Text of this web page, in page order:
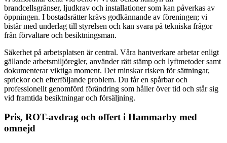
brandcellsgränser, ljudkrav och installationer som kan påverkas av
öppningen. I bostadsrätter krävs godkännande av föreningen; vi
bistår med underlag till styrelsen och kan svara på tekniska frågor
från förvaltare och besiktningsman.
Säkerhet på arbetsplatsen är central. Våra hantverkare arbetar enligt
gällande arbetsmiljöregler, använder rätt stämp och lyftmetoder samt
dokumenterar viktiga moment. Det minskar risken för sättningar,
sprickor och efterföljande problem. Du får en spårbar och
professionellt genomförd förändring som håller över tid och står sig
vid framtida besiktningar och försäljning.
Pris, ROT-avdrag och offert i Hammarby med
omnejd